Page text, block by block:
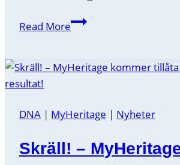
Read MoreDela
resultat
expert
DNA | MyHeritage | Nyheter
Skräll! –